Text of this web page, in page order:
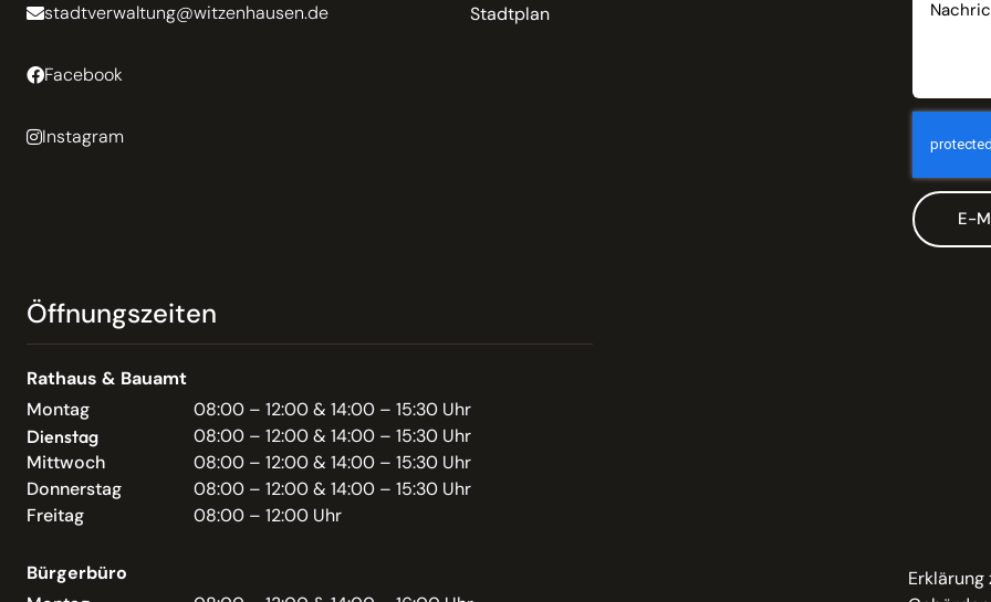
stadtverwaltung@witzenhausen.de
Facebook
Instagram
Stadtplan
E-
Öffnungszeiten
Rathaus & Bauamt
Montag
08:00 – 12:00 & 14:00 – 15:30 Uhr
Dienstag
08:00 – 12:00 & 14:00 – 15:30 Uhr
Mittwoch
08:00 – 12:00 & 14:00 – 15:30 Uhr
Donnerstag
08:00 – 12:00 & 14:00 – 15:30 Uhr
Freitag
08:00 – 12:00 Uhr
Bürgerbüro